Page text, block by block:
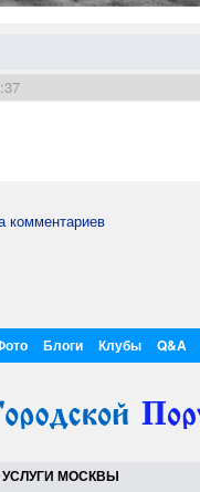
комментариев
Блоги Клубы Q&A
МОСКВЫ